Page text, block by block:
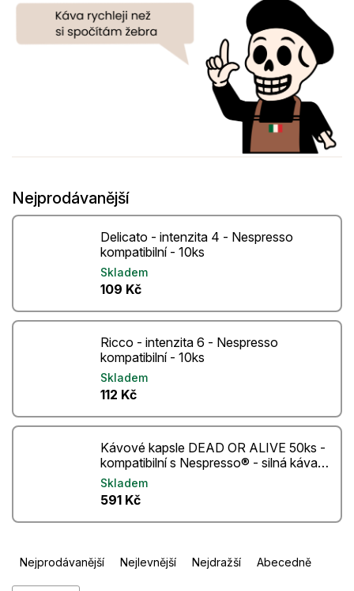
Nejprodávanější
Delicato - intenzita 4 - Nespresso
kompatibilní - 10ks
Skladem
109 Kč
Ricco - intenzita 6 - Nespresso
kompatibilní - 10ks
Skladem
112 Kč
Kávové kapsle DEAD OR ALIVE 50ks -
kompatibilní s Nespresso® - silná káva v
kapslích pro espresso
Skladem
591 Kč
ŘNejprodávanější Nejlevnější Nejdražší Abecedně